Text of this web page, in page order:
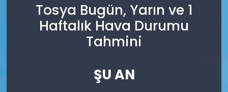
Tosya Bugün, Yarın ve 1
Haftalık Hava Durumu
Tahmini
ŞU AN
EĞİTİM
Tüm Manşetler
Son Dakika Haberleri